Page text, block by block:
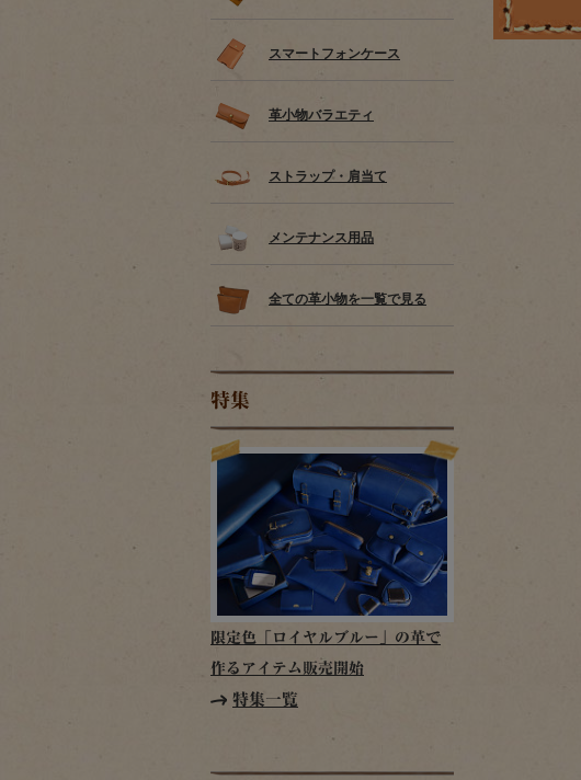
スマートフォンケース
革小物バラエティ
ストラップ・肩当て
メンテナンス用品
全ての革小物を一覧で見る
特集
限定色「ロイヤルブルー」の革で
作るアイテム販売開始
特集一覧